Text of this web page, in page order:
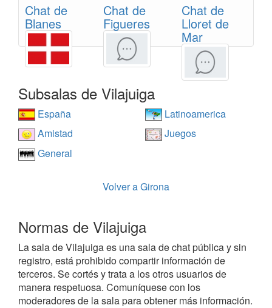
Chat de
Blanes
Chat de
Figueres
Chat de
Lloret de
Mar
Subsalas de Vilajuiga
España
Latinoamerica
Amistad
Juegos
General
Volver a Girona
Normas de Vilajuiga
La sala de Vilajuiga es una sala de chat pública y sin
registro, está prohibido compartir información de
terceros. Se cortés y trata a los otros usuarios de
manera respetuosa. Comuníquese con los
moderadores de la sala para obtener más información.